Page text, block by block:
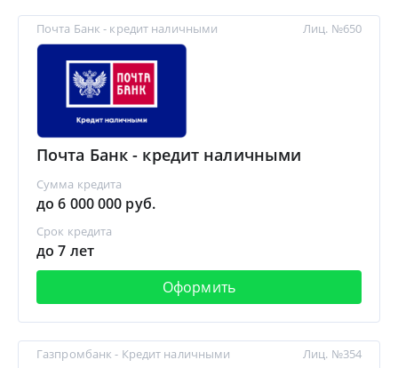
Почта Банк - кредит наличными
Почта Банк - кредит наличными
Сумма кредита
до 6 000 000 руб.
Срок кредита
до 7 лет
Оформить
Лиц. №650
Газпромбанк - Кредит наличными Лиц. №354